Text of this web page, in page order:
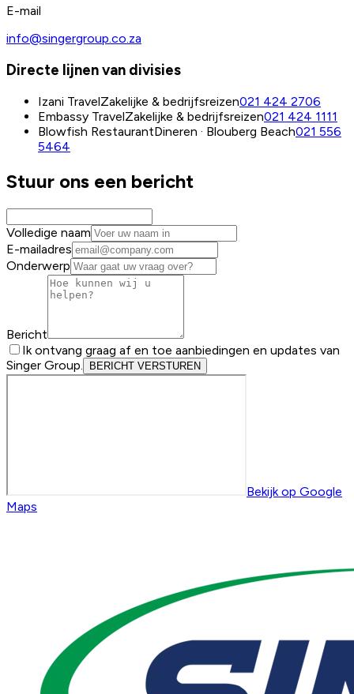
E-mail
info@singergroup.co.za
Directe lijnen van divisies
Izani TravelZakelijke & bedrijfsreizen021 424 2706
Embassy TravelZakelijke & bedrijfsreizen021 424 1111
Blowfish RestaurantDineren · Blouberg Beach021 556
5464
Stuur ons een bericht
Volledige naam
E-mailadres
Onderwerp
Bericht
Ik ontvang graag af en toe aanbiedingen en updates van
Singer Group.
BERICHT VERSTUREN
Bekijk op Google
Maps